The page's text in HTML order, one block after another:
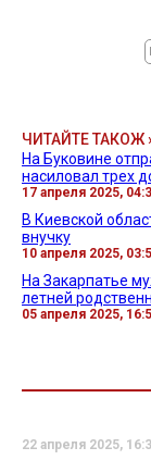
ЧИТАЙТЕ ТАКОЖ
На Буковине
насиловал трех
17 апреля 2025,
В Киевской
внучку
10 апреля 2025,
На Закарпатье
летней
05 апреля 2025,
22 апреля 2025,